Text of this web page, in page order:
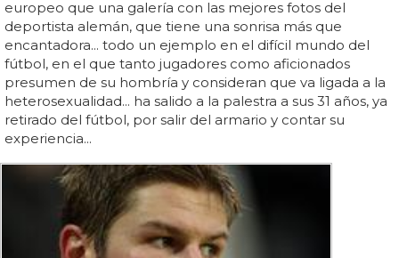
europeo que una galería con las mejores fotos del
deportista alemán, que tiene una sonrisa más que
encantadora... todo un ejemplo en el difícil mundo del
fútbol, en el que tanto jugadores como aficionados
presumen de su hombría y consideran que va ligada a la
heterosexualidad... ha salido a la palestra a sus 31 años, ya
retirado del fútbol, por salir del armario y contar su
experiencia...